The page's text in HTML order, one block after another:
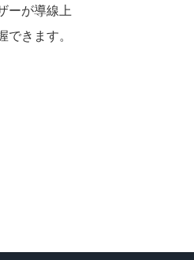
ーが導線上
できます。